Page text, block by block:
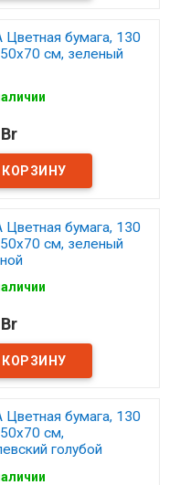
Цветная бумага, 130
см, зеленый
Цветная бумага, 130
см, зеленый
Цветная бумага, 130
см,
голубой